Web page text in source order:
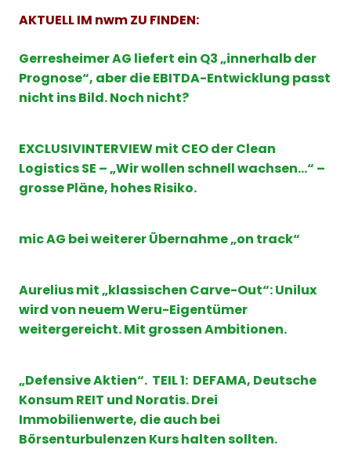
AKTUELL IM nwm ZU FINDEN:
Gerresheimer AG liefert ein Q3 „innerhalb der
Prognose“, aber die EBITDA-Entwicklung passt
nicht ins Bild. Noch nicht?
EXCLUSIVINTERVIEW mit CEO der Clean
Logistics SE – „Wir wollen schnell wachsen…“ –
grosse Pläne, hohes Risiko.
mic AG bei weiterer Übernahme „on track“
Aurelius mit „klassischen Carve-Out“: Unilux
wird von neuem Weru-Eigentümer
weitergereicht. Mit grossen Ambitionen.
„Defensive Aktien“. TEIL 1: DEFAMA, Deutsche
Konsum REIT und Noratis. Drei
Immobilienwerte, die auch bei
Börsenturbulenzen Kurs halten sollten.